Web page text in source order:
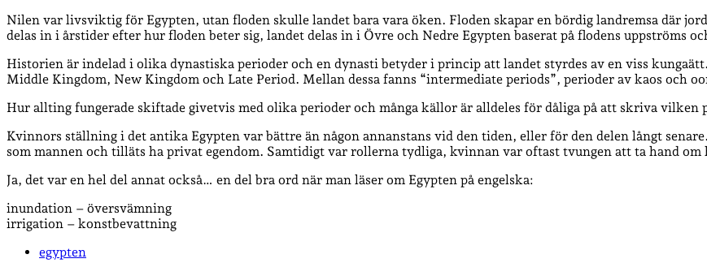
Nilen var livsviktig för Egypten, utan floden skulle landet bara vara öken. Floden skapar en bördig landremsa där
delas in i årstider efter hur floden beter sig, landet delas in i Övre och Nedre Egypten baserat på flodens uppströms
Historien är indelad i olika dynastiska perioder och en dynasti betyder i princip att landet styrdes av en viss
Middle Kingdom, New Kingdom och Late Period. Mellan dessa fanns “intermediate periods”, perioder av kaos och
Hur allting fungerade skiftade givetvis med olika perioder och många källor är alldeles för dåliga på att skriva vilken
Kvinnors ställning i det antika Egypten var bättre än någon annanstans vid den tiden, eller för den delen långt
som mannen och tilläts ha privat egendom. Samtidigt var rollerna tydliga, kvinnan var oftast tvungen att ta hand om
Ja, det var en hel del annat också… en del bra ord när man läser om Egypten på engelska:
inundation – översvämning
irrigation – konstbevattning
egypten